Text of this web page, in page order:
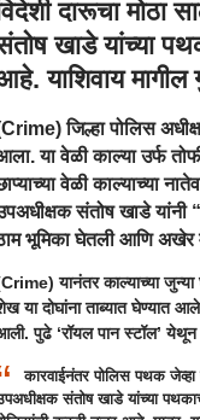
दारूचा मोठा
खाडे यांच्या
याशिवाय मागील
जिल्हा पोलिस
या वेळी काल्या उर्फ
वेळी काल्याच्या
संतोष खाडे यांनी
भूमिका घेतली आणि अखेर
यानंतर काल्याच्या
या दोघांना ताब्यात घेण्यात
पुढे ‘रॉयल पान स्टॉल’ येथून
कारवाईनंतर पोलिस पथक जेव्हा
संतोष खाडे यांच्या